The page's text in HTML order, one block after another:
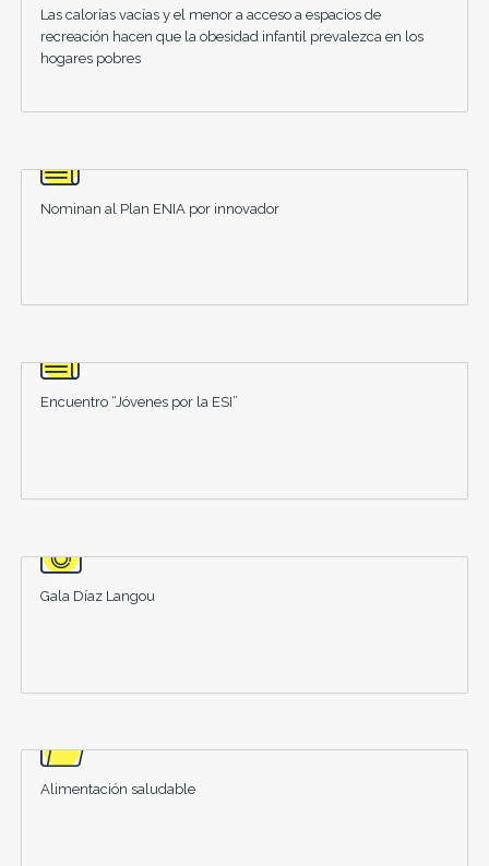
Las calorías vacías y el menor a acceso a espacios de
recreación hacen que la obesidad infantil prevalezca en los
hogares pobres
Nominan al Plan ENIA por innovador
Encuentro “Jóvenes por la ESI”
Gala Díaz Langou
Alimentación saludable